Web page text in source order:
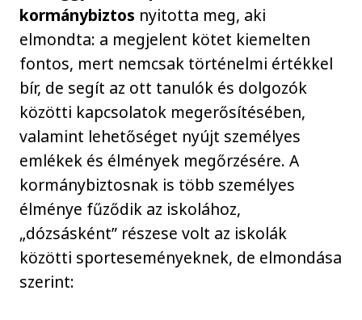
kormánybiztos nyitotta meg, aki
elmondta: a megjelent kötet kiemelten
fontos, mert nemcsak történelmi értékkel
bír, de segít az ott tanulók és dolgozók
közötti kapcsolatok megerősítésében,
valamint lehetőséget nyújt személyes
emlékek és élmények megőrzésére. A
kormánybiztosnak is több személyes
élménye fűződik az iskolához,
„dózsásként” részese volt az iskolák
közötti sporteseményeknek, de elmondása
szerint: